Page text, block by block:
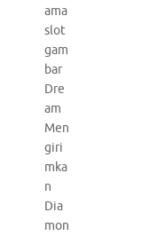
ama
slot
gam
bar
Dre
am
Men
giri
mka
n
Dia
mon